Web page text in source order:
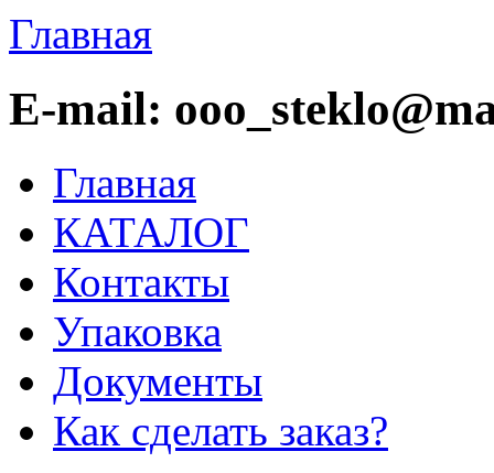
Главная
E-mail:
Главная
КАТАЛОГ
Контакты
Упаковка
Документы
Как сделать заказ?